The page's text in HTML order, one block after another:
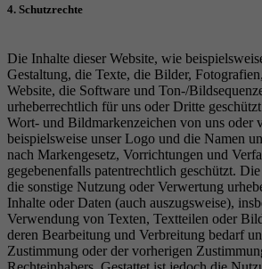
4. Schutzrechte
Die Inhalte dieser Website, wie
Gestaltung, die Texte, die Bilder,
Website, die Software und Ton-/
urheberrechtlich für uns oder Dritte
Wort- und Bildmarkenzeichen von uns oder
beispielsweise unser Logo und die Namen
nach Markengesetz, Vorrichtungen und
gegebenenfalls patentrechtlich geschützt.
die sonstige Nutzung oder Verwertung
Inhalte oder Daten (auch auszugsweise),
Verwendung von Texten, Textteilen oder
deren Bearbeitung und Verbreitung bedarf
Zustimmung oder der vorherigen